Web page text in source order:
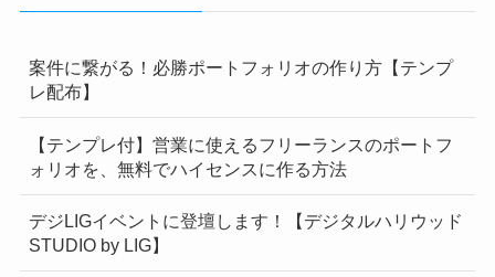
案件に繋がる！必勝ポートフォリオの作り方【テンプ
レ配布】
【テンプレ付】営業に使えるフリーランスのポートフ
ォリオを、無料でハイセンスに作る方法
デジLIGイベントに登壇します！【デジタルハリウッド
STUDIO by LIG】